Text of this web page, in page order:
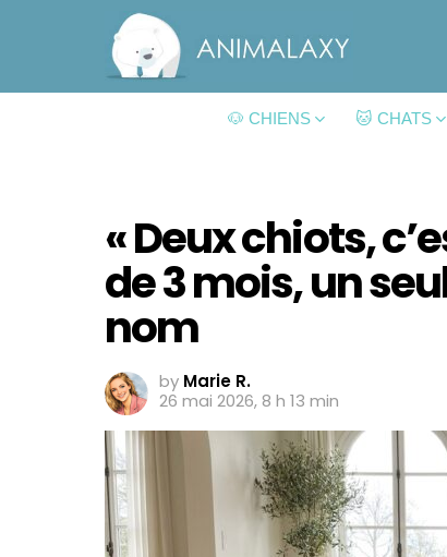
🐶 CHIENS 🐱 CHATS
« Deux chiots,
de 3 mois, un
nom
by Marie R.
26 mai 2026, 8 h 13 min